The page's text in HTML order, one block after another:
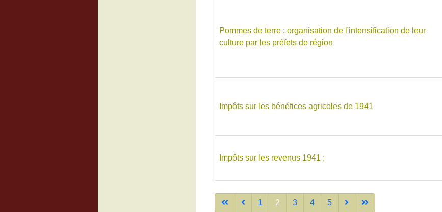
Pommes de terre : organisation de l'intensification de leur
culture par les préfets de région
Impôts sur les bénéfices agricoles de 1941
Impôts sur les revenus 1941 ;
1 2 3 4 5